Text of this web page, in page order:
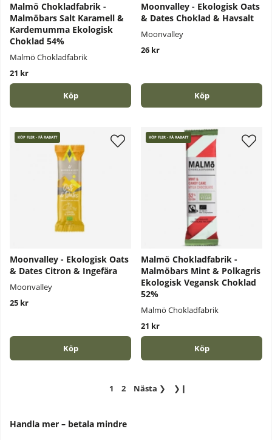
Malmö Chokladfabrik -
Malmöbars Salt Karamell &
Kardemumma Ekologisk
Choklad 54%
Malmö Chokladfabrik
21 kr
Köp
Moonvalley - Ekologisk Oats
& Dates Choklad & Havsalt
Moonvalley
26 kr
Köp
KÖP FLER - FÅ RABATT
Moonvalley - Ekologisk Oats
& Dates Citron & Ingefära
Moonvalley
25 kr
Köp
KÖP FLER - FÅ RABATT
Malmö Chokladfabrik -
Malmöbars Mint & Polkagris
Ekologisk Vegansk Choklad
52%
Malmö Chokladfabrik
21 kr
Köp
1 2 Nästa ❯ ❯❙
Handla mer – betala mindre